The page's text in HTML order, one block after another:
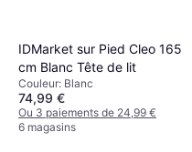
IDMarket sur Pied Cleo 165
cm Blanc Tête de lit
Couleur: Blanc
74,99 €
Ou 3 paiements de 24,99 €
6 magasins